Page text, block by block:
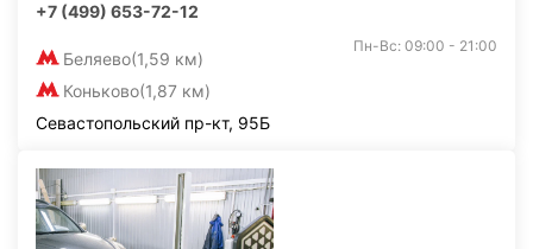
+7 (499) 653-72-12
Беляево(1,59 км)
Коньково(1,87 км)
Пн-Вс: 09:00 - 21:00
Севастопольский пр-кт, 95Б